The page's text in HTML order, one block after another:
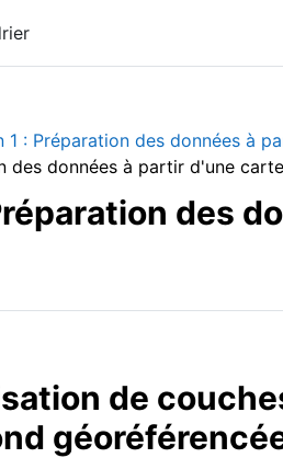
1 : Préparation des données à
des données à partir d'une
des
de